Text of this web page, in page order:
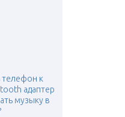
телефон к
адаптер
музыку в